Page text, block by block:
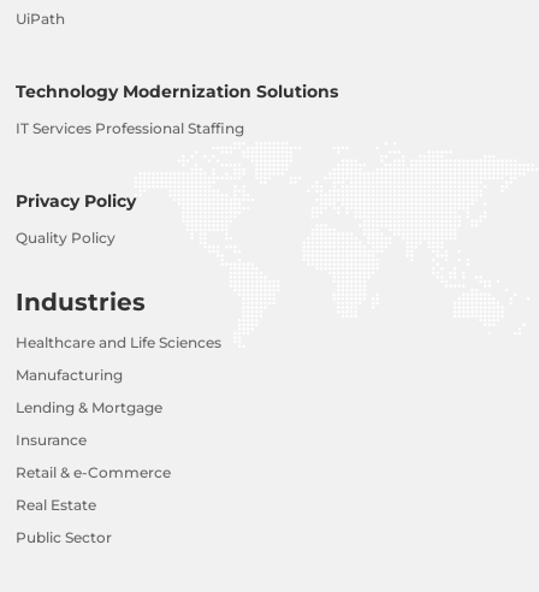
UiPath
Technology Modernization Solutions
IT Services Professional Staffing
Privacy Policy
Quality Policy
Industries
Healthcare and Life Sciences
Manufacturing
Lending & Mortgage
Insurance
Retail & e-Commerce
Real Estate
Public Sector